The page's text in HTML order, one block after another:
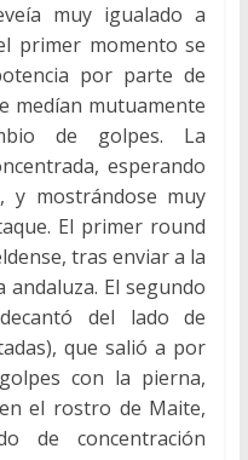
muy igualado a
primer momento se
por parte de
medían mutuamente
de golpes. La
esperando
y mostrándose muy
El primer round
tras enviar a la
andaluza. El segundo
del lado de
que salió a por
con la pierna,
el rostro de Maite,
de concentración